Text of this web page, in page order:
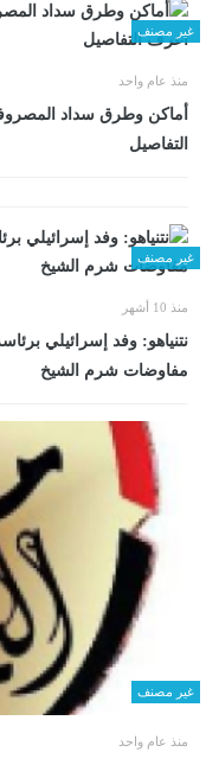
غير مصنف
منذ عام واحد
التفاصيل
غير مصنف
منذ 10 أشهر
نتنياهو: وفد إسرائيلي
مفاوضات شرم الشيخ
غير مصنف
منذ عام واحد